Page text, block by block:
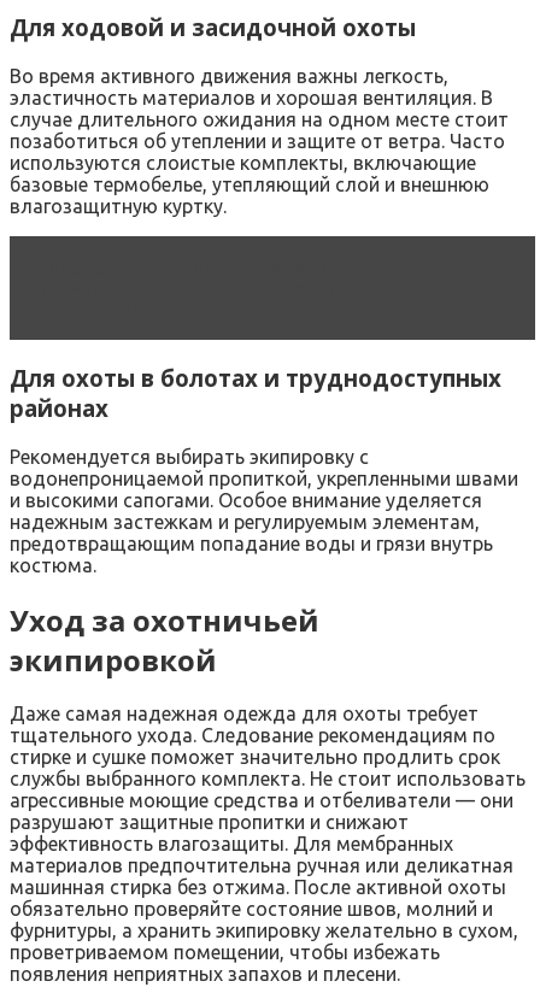
Для ходовой и засидочной охоты
Во время активного движения важны легкость,
эластичность материалов и хорошая вентиляция. В
случае длительного ожидания на одном месте стоит
позаботиться об утеплении и защите от ветра. Часто
используются слоистые комплекты, включающие
базовые термобелье, утепляющий слой и внешнюю
влагозащитную куртку.
Для охоты в болотах и труднодоступных
районах
Рекомендуется выбирать экипировку с
водонепроницаемой пропиткой, укрепленными швами
и высокими сапогами. Особое внимание уделяется
надежным застежкам и регулируемым элементам,
предотвращающим попадание воды и грязи внутрь
костюма.
Уход за охотничьей
экипировкой
Даже самая надежная одежда для охоты требует
тщательного ухода. Следование рекомендациям по
стирке и сушке поможет значительно продлить срок
службы выбранного комплекта. Не стоит использовать
агрессивные моющие средства и отбеливатели — они
разрушают защитные пропитки и снижают
эффективность влагозащиты. Для мембранных
материалов предпочтительна ручная или деликатная
машинная стирка без отжима. После активной охоты
обязательно проверяйте состояние швов, молний и
фурнитуры, а хранить экипировку желательно в сухом,
проветриваемом помещении, чтобы избежать
появления неприятных запахов и плесени.